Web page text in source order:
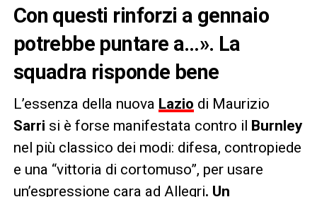
Con questi rinforzi a gennaio
potrebbe puntare a…». La
squadra risponde bene
L’essenza della nuova Lazio di Maurizio
Sarri si è forse manifestata contro il Burnley
nel più classico dei modi: difesa, contropiede
e una “vittoria di cortomuso”, per usare
un’espressione cara ad Allegri. Un